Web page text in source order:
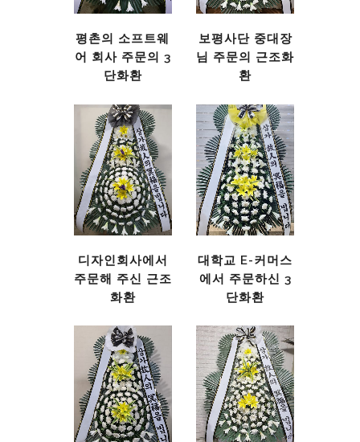
평촌의 소프트웨
어 회사 주문의 3
단화환
보평사단 중대장
님 주문의 근조화
환
디자인회사에서
주문해 주신 근조
화환
대학교 E-커머스
에서 주문하신 3
단화환